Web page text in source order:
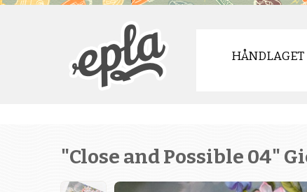
HÅNDLAGET
"Close and Possible 04"